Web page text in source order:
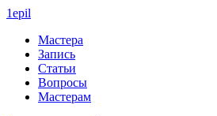
1epil
Мастера
Запись
Статьи
Вопросы
Мастерам